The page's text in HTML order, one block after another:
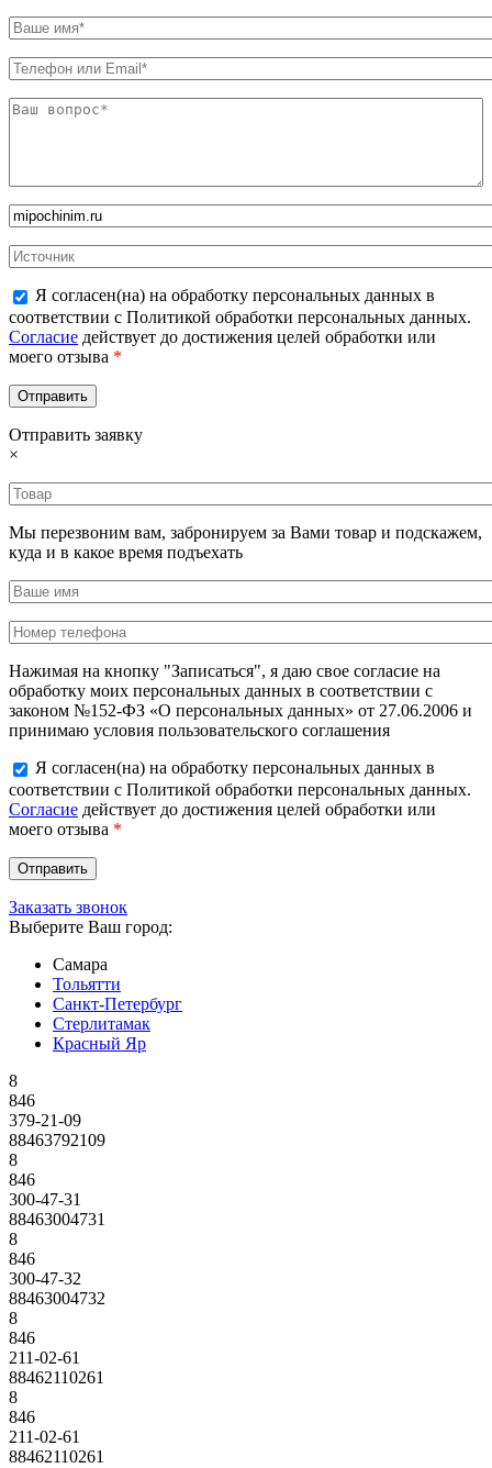
Я согласен(на) на обработку персональных данных в
соответствии с Политикой обработки персональных данных.
Согласие действует до достижения целей обработки или
моего отзыва *
Отправить заявку
×
Мы перезвоним вам, забронируем за Вами товар и подскажем,
куда и в какое время подъехать
Нажимая на кнопку "Записаться", я даю свое согласие на
обработку моих персональных данных в соответствии с
законом №152-ФЗ «О персональных данных» от 27.06.2006 и
принимаю условия пользовательского соглашения
Я согласен(на) на обработку персональных данных в
соответствии с Политикой обработки персональных данных.
Согласие действует до достижения целей обработки или
моего отзыва *
Заказать звонок
Выберите Ваш город:
Самара
Тольятти
Санкт-Петербург
Стерлитамак
Красный Яр
8
846
379-21-09
88463792109
8
846
300-47-31
88463004731
8
846
300-47-32
88463004732
8
846
211-02-61
88462110261
8
846
211-02-61
88462110261